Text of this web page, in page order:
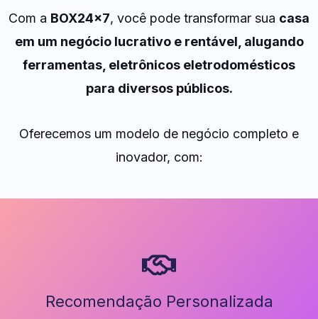
Com a BOX24x7, você pode transformar sua casa
em um negócio lucrativo e rentável, alugando
ferramentas, eletrônicos eletrodomésticos
para diversos públicos.
Oferecemos um modelo de negócio completo e
inovador, com:
Recomendação Personalizada